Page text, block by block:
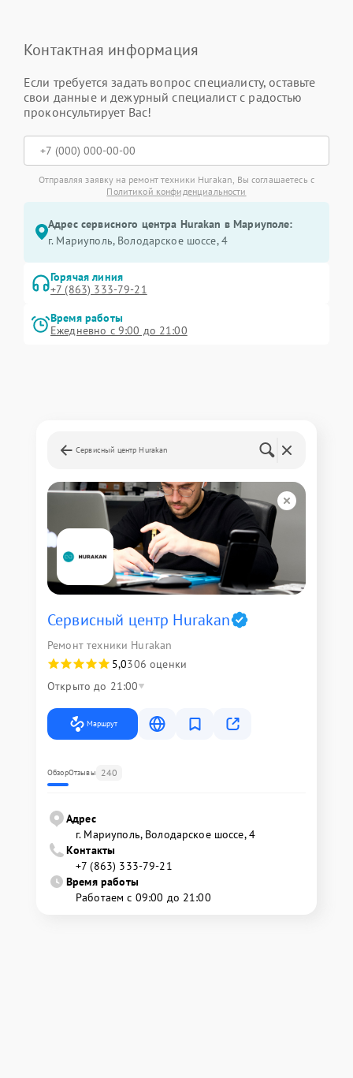
Контактная информация
Если требуется задать вопрос специалисту, оставьте
свои данные и дежурный специалист с радостью
проконсультирует Вас!
Отправляя заявку на ремонт техники Hurakan, Вы соглашаетесь с
Политикой конфиденциальности
Адрес сервисного центра Hurakan в Мариуполе:
г. Мариуполь, Володарское шоссе, 4
Горячая линия
+7 (863) 333-79-21
Время работы
Ежедневно с 9:00 до 21:00
Сервисный центр Hurakan
Сервисный центр Hurakan
Ремонт техники Hurakan
5,0306 оценки
Открыто до 21:00
Маршрут
ОбзорОтзывы 240
Адрес
г. Мариуполь, Володарское шоссе, 4
Контакты
+7 (863) 333-79-21
Время работы
Работаем с 09:00 до 21:00